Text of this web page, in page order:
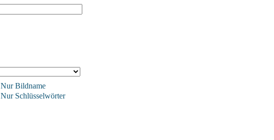
Nur Bildname
Nur Schlüsselwörter